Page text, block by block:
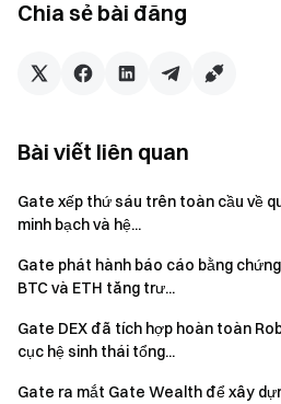
tham quan đã vượt hơn 10.000
tương tác, trở thành điểm nhấn
Chia sẻ bài đăng
Bài viết liên quan
Gate xếp thứ sáu trên toàn cầu về
minh bạch và hệ...
Gate phát hành báo cáo bằng
BTC và ETH tăng trư...
Gate DEX đã tích hợp hoàn toàn
cục hệ sinh thái tổng...
Gate ra mắt Gate Wealth để xây